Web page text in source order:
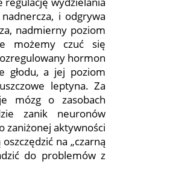
i odgrywa
nadmierny poziom
możemy czuć się
hormon
głodu, a jej poziom
leptyna. Za
mózg o zasobach
zanik neuronów
zaniżonej aktywności
na „czarną
do problemów z